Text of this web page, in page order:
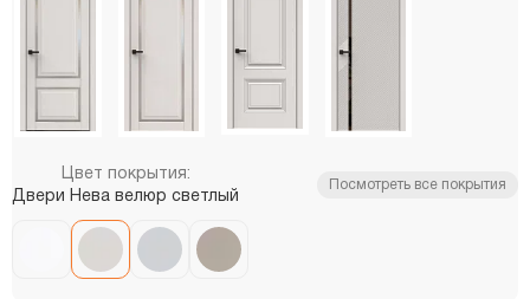
Цвет покрытия:
Двери Нева велюр светлый
Посмотреть все покрытия